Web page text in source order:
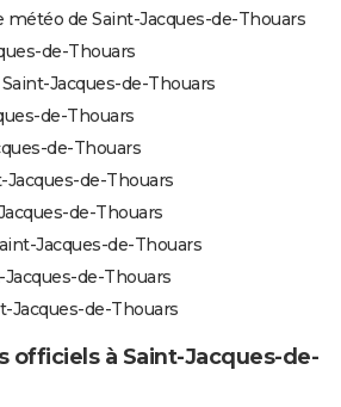
de Saint-Jacques-de-Thouars
de-Thouars
Jacques-de-Thouars
de-Thouars
de-Thouars
Jacques-de-Thouars
de-Thouars
Jacques-de-Thouars
de-Thouars
Jacques-de-Thouars
officiels à Saint-Jacques-de-